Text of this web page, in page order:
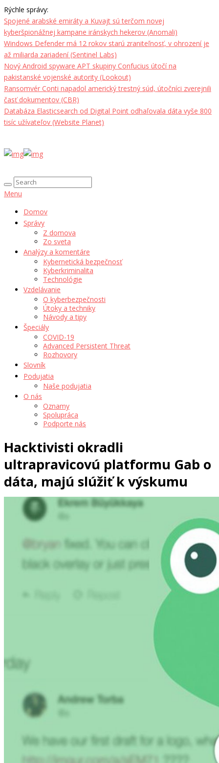
Rýchle správy:
Spojené arabské emiráty a Kuvajt sú terčom novej
kyberšpionážnej kampane iránskych hekerov (Anomali)
Windows Defender má 12 rokov starú zraniteľnosť, v ohrození je
až miliarda zariadení (Sentinel Labs)
Nový Android spyware APT skupiny Confucius útočí na
pakistanské vojenské autority (Lookout)
Ransomvér Conti napadol americký trestný súd, útočníci zverejnili
časť dokumentov (CBR)
Databáza Elasticsearch od Digital Point odhaľovala dáta vyše 800
tisíc užívateľov (Website Planet)
Menu
Domov
Správy
Z domova
Zo sveta
Analýzy a komentáre
Kybernetická bezpečnosť
Kyberkriminalita
Technológie
Vzdelávanie
O kyberbezpečnosti
Útoky a techniky
Návody a tipy
Špeciály
COVID-19
Advanced Persistent Threat
Rozhovory
Slovník
Podujatia
Naše podujatia
O nás
Oznamy
Spolupráca
Podporte nás
Hacktivisti okradli
ultrapravicovú platformu Gab o
dáta, majú slúžiť k výskumu